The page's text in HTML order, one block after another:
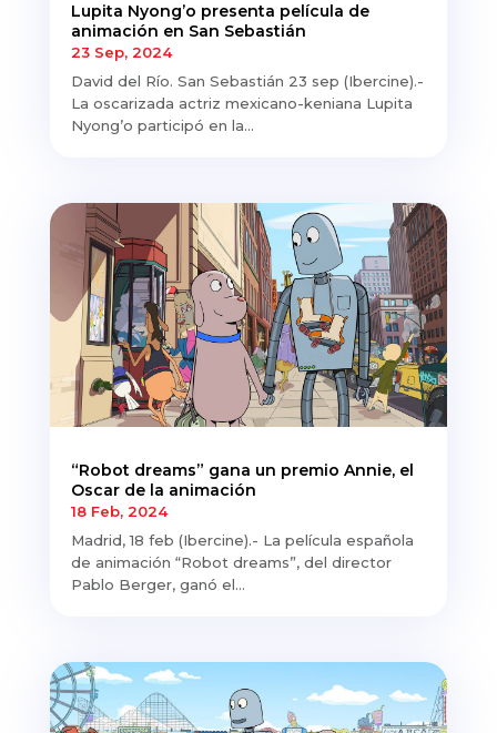
Lupita Nyong’o presenta película de
animación en San Sebastián
23 Sep, 2024
David del Río. San Sebastián 23 sep (Ibercine).-
La oscarizada actriz mexicano-keniana Lupita
Nyong’o participó en la...
“Robot dreams” gana un premio Annie, el
Oscar de la animación
18 Feb, 2024
Madrid, 18 feb (Ibercine).- La película española
de animación “Robot dreams”, del director
Pablo Berger, ganó el...